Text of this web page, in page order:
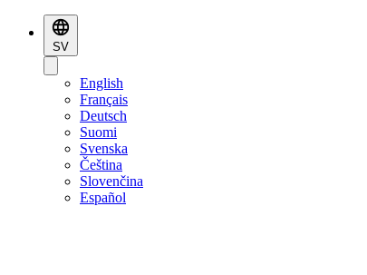
SV
English
Français
Deutsch
Suomi
Svenska
Čeština
Slovenčina
Español